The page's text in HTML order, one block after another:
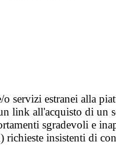
servizi estranei alla
all'acquisto di un
sgradevoli e
insistenti di